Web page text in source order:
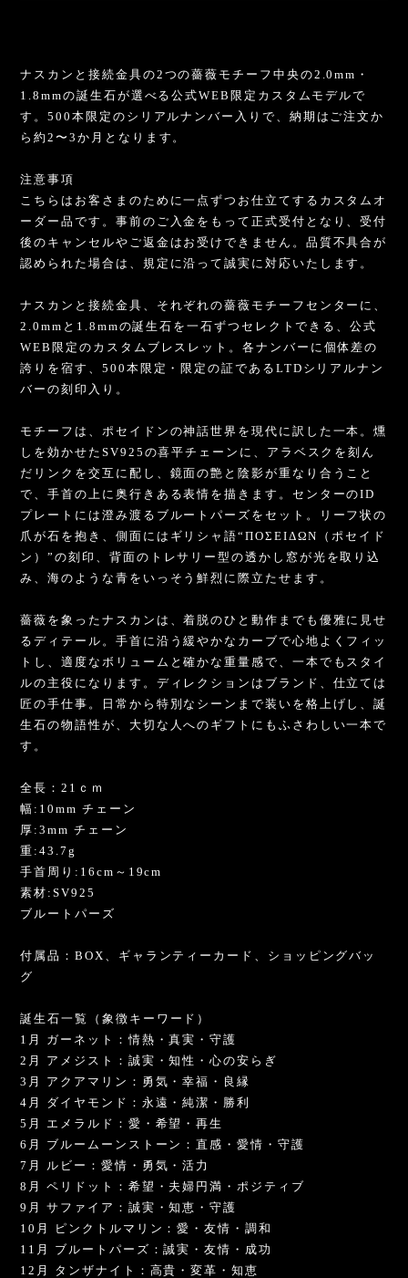
ナスカンと接続金具の2つの薔薇モチーフ中央の2.0mm・
1.8mmの誕生石が選べる公式WEB限定カスタムモデルで
す。500本限定のシリアルナンバー入りで、納期はご注文か
ら約2〜3か月となります。
注意事項
こちらはお客さまのために一点ずつお仕立てするカスタムオ
ーダー品です。事前のご入金をもって正式受付となり、受付
後のキャンセルやご返金はお受けできません。品質不具合が
認められた場合は、規定に沿って誠実に対応いたします。
ナスカンと接続金具、それぞれの薔薇モチーフセンターに、
2.0mmと1.8mmの誕生石を一石ずつセレクトできる、公式
WEB限定のカスタムブレスレット。各ナンバーに個体差の
誇りを宿す、500本限定・限定の証であるLTDシリアルナン
バーの刻印入り。
モチーフは、ポセイドンの神話世界を現代に訳した一本。燻
しを効かせたSV925の喜平チェーンに、アラベスクを刻ん
だリンクを交互に配し、鏡面の艶と陰影が重なり合うこと
で、手首の上に奥行きある表情を描きます。センターのID
プレートには澄み渡るブルートパーズをセット。リーフ状の
爪が石を抱き、側面にはギリシャ語“ΠΟΣΕΙΔΩΝ（ポセイド
ン）”の刻印、背面のトレサリー型の透かし窓が光を取り込
み、海のような青をいっそう鮮烈に際立たせます。
薔薇を象ったナスカンは、着脱のひと動作までも優雅に見せ
るディテール。手首に沿う緩やかなカーブで心地よくフィッ
トし、適度なボリュームと確かな重量感で、一本でもスタイ
ルの主役になります。ディレクションはブランド、仕立ては
匠の手仕事。日常から特別なシーンまで装いを格上げし、誕
生石の物語性が、大切な人へのギフトにもふさわしい一本で
す。
全長：21ｃｍ
幅:10mm チェーン
厚:3mm チェーン
重:43.7g
手首周り:16cm～19cm
素材:SV925
ブルートパーズ
付属品：BOX、ギャランティーカード、ショッピングバッ
グ
誕生石一覧（象徴キーワード）
1月 ガーネット：情熱・真実・守護
2月 アメジスト：誠実・知性・心の安らぎ
3月 アクアマリン：勇気・幸福・良縁
4月 ダイヤモンド：永遠・純潔・勝利
5月 エメラルド：愛・希望・再生
6月 ブルームーンストーン：直感・愛情・守護
7月 ルビー：愛情・勇気・活力
8月 ペリドット：希望・夫婦円満・ポジティブ
9月 サファイア：誠実・知恵・守護
10月 ピンクトルマリン：愛・友情・調和
11月 ブルートパーズ：誠実・友情・成功
12月 タンザナイト：高貴・変革・知恵